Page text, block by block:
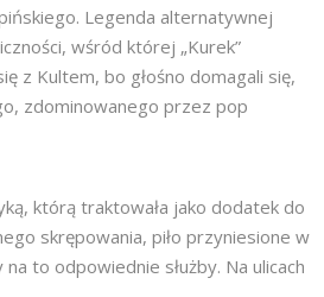
Legenda alternatywnej
wśród której „Kurek”
z Kultem, bo głośno domagali się,
zdominowanego przez pop
którą traktowała jako dodatek do
skrępowania, piło przyniesione w
to odpowiednie służby. Na ulicach